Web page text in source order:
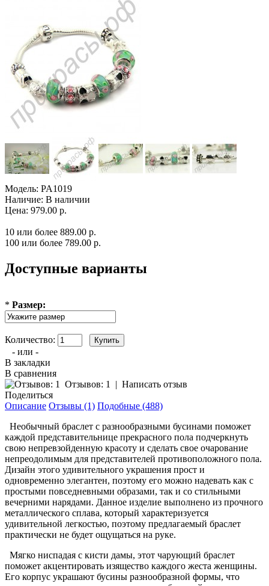
Модель: PA1019
Наличие: В наличии
Цена: 979.00 р.
10 или более 889.00 р.
100 или более 789.00 р.
Доступные варианты
* Размер:
Количество:
- или -
В закладки
В сравнения
Отзывов: 1
| Написать отзыв
Поделиться
Описание Отзывы (1) Подобные (488)
Необычный браслет с разнообразными бусинами поможет
каждой представительнице прекрасного пола подчеркнуть
свою непревзойденную красоту и сделать свое очарование
непреодолимым для представителей противоположного пола.
Дизайн этого удивительного украшения прост и
одновременно элегантен, поэтому его можно надевать как с
простыми повседневными образами, так и со стильными
вечерними нарядами. Данное изделие выполнено из прочного
металлического сплава, который характеризуется
удивительной легкостью, поэтому предлагаемый браслет
практически не будет ощущаться на руке.
Мягко ниспадая с кисти дамы, этот чарующий браслет
поможет акцентировать изящество каждого жеста женщины.
Его корпус украшают бусины разнообразной формы, что